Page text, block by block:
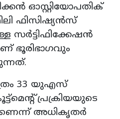
ഓസ്റ്റിയോപതിക്
ഫിസിഷ്യൻസ്
സർട്ടിഫിക്കേഷൻ
ഭൂരിഭാഗവും
33 യുഎസ്
പ്രക്രിയയുടെ
അധികൃതർ